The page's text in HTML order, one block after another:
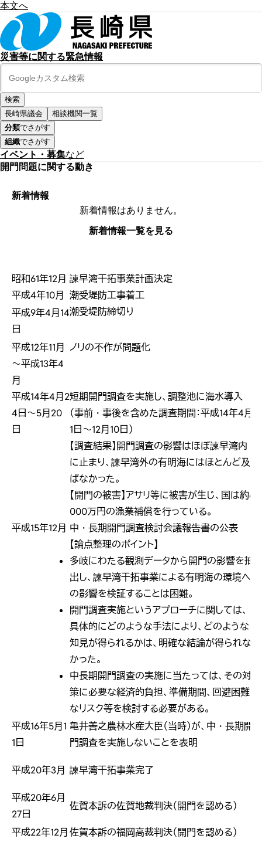
本文へ
災害等に関する緊急情報
長崎県議会
相談機関一覧
分類でさがす
組織でさがす
イベント・募集など
開門問題に関する動き
新着情報
新着情報はありません。
新着情報一覧を見る
昭和61年12月 諫早湾干拓事業計画決定
平成4年10月
潮受堤防工事着工
平成9年4月14
日
潮受堤防締切り
平成12年11月
～平成13年4
月
ノリの不作が問題化
平成14年4月2
4日～5月20
日
短期開門調査を実施し、調整池に海水導入
（事前・事後を含めた調査期間：平成14年4月
1日～12月10日）
【調査結果】開門調査の影響はほぼ諫早湾内
に止まり、諫早湾外の有明海にはほとんど及
ばなかった。
【開門の被害】アサリ等に被害が生じ、国は約6
000万円の漁業補償を行っている。
平成15年12月 中・長期開門調査検討会議報告書の公表
【論点整理のポイント】
多岐にわたる観測データから開門の影響を抽
出し、諫早湾干拓事業による有明海の環境へ
の影響を検証することは困難。
開門調査実施というアプローチに関しては、
具体的にどのような手法により、どのような
知見が得られるかは、明確な結論が得られな
かった。
中長期開門調査の実施に当たっては、その対
策に必要な経済的負担、準備期間、回避困難
なリスク等を検討する必要がある。
平成16年5月1
1日
亀井善之農林水産大臣（当時）が、中・長期開
門調査を実施しないことを表明
平成20年3月 諫早湾干拓事業完了
平成20年6月
27日
佐賀本訴の佐賀地裁判決（開門を認める）
平成22年12月 佐賀本訴の福岡高裁判決（開門を認める）